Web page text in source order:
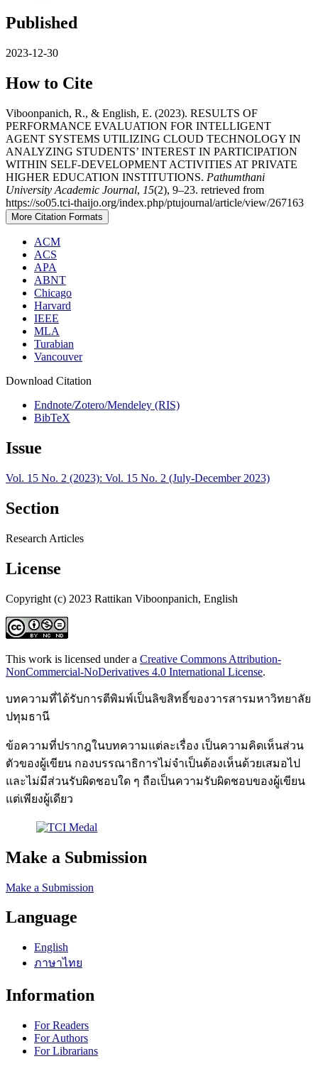
Published
2023-12-30
How to Cite
Viboonpanich, R., & English, E. (2023). RESULTS OF
PERFORMANCE EVALUATION FOR INTELLIGENT
AGENT SYSTEMS UTILIZING CLOUD TECHNOLOGY IN
ANALYZING STUDENTS’ INTEREST IN PARTICIPATION
WITHIN SELF-DEVELOPMENT ACTIVITIES AT PRIVATE
HIGHER EDUCATION INSTITUTIONS. Pathumthani
University Academic Journal, 15(2), 9–23. retrieved from
https://so05.tci-thaijo.org/index.php/ptujournal/article/view/267163
More Citation Formats
ACM
ACS
APA
ABNT
Chicago
Harvard
IEEE
MLA
Turabian
Vancouver
Download Citation
Endnote/Zotero/Mendeley (RIS)
BibTeX
Issue
Vol. 15 No. 2 (2023): Vol. 15 No. 2 (July-December 2023)
Section
Research Articles
License
Copyright (c) 2023 Rattikan Viboonpanich, English
This work is licensed under a Creative Commons Attribution-
NonCommercial-NoDerivatives 4.0 International License.
บทความที่ได้รับการตีพิมพ์เป็นลิขสิทธิ์ของวารสารมหาวิทยาลัย
ปทุมธานี
ข้อความที่ปรากฎในบทความแต่ละเรื่อง เป็นความคิดเห็นส่วน
ตัวของผู้เขียน กองบรรณาธิการไม่จำเป็นต้องเห็นด้วยเสมอไป
และไม่มีส่วนรับผิดชอบใด ๆ ถือเป็นความรับผิดชอบของผู้เขียน
แต่เพียงผู้เดียว
Make a Submission
Make a Submission
Language
English
ภาษาไทย
Information
For Readers
For Authors
For Librarians